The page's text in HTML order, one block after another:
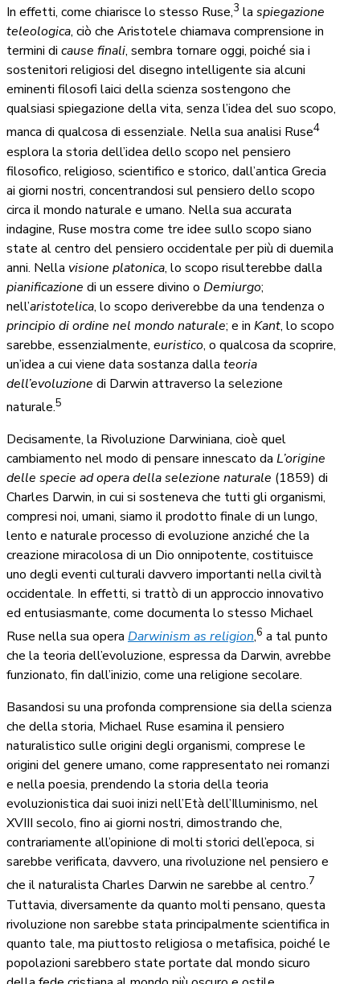
In effetti, come chiarisce lo stesso Ruse,3 la spiegazione
teleologica, ciò che Aristotele chiamava comprensione in
termini di cause finali, sembra tornare oggi, poiché sia i
sostenitori religiosi del disegno intelligente sia alcuni
eminenti filosofi laici della scienza sostengono che
qualsiasi spiegazione della vita, senza l’idea del suo scopo,
manca di qualcosa di essenziale. Nella sua analisi Ruse4
esplora la storia dell’idea dello scopo nel pensiero
filosofico, religioso, scientifico e storico, dall’antica Grecia
ai giorni nostri, concentrandosi sul pensiero dello scopo
circa il mondo naturale e umano. Nella sua accurata
indagine, Ruse mostra come tre idee sullo scopo siano
state al centro del pensiero occidentale per più di duemila
anni. Nella visione platonica, lo scopo risulterebbe dalla
pianificazione di un essere divino o Demiurgo;
nell’aristotelica, lo scopo deriverebbe da una tendenza o
principio di ordine nel mondo naturale; e in Kant, lo scopo
sarebbe, essenzialmente, euristico, o qualcosa da scoprire,
un’idea a cui viene data sostanza dalla teoria
dell’evoluzione di Darwin attraverso la selezione
naturale.5
Decisamente, la Rivoluzione Darwiniana, cioè quel
cambiamento nel modo di pensare innescato da L’origine
delle specie ad opera della selezione naturale (1859) di
Charles Darwin, in cui si sosteneva che tutti gli organismi,
compresi noi, umani, siamo il prodotto finale di un lungo,
lento e naturale processo di evoluzione anziché che la
creazione miracolosa di un Dio onnipotente, costituisce
uno degli eventi culturali davvero importanti nella civiltà
occidentale. In effetti, si trattò di un approccio innovativo
ed entusiasmante, come documenta lo stesso Michael
Ruse nella sua opera Darwinism as religion,6 a tal punto
che la teoria dell’evoluzione, espressa da Darwin, avrebbe
funzionato, fin dall’inizio, come una religione secolare.
Basandosi su una profonda comprensione sia della scienza
che della storia, Michael Ruse esamina il pensiero
naturalistico sulle origini degli organismi, comprese le
origini del genere umano, come rappresentato nei romanzi
e nella poesia, prendendo la storia della teoria
evoluzionistica dai suoi inizi nell’Età dell’Illuminismo, nel
XVIII secolo, fino ai giorni nostri, dimostrando che,
contrariamente all’opinione di molti storici dell’epoca, si
sarebbe verificata, davvero, una rivoluzione nel pensiero e
che il naturalista Charles Darwin ne sarebbe al centro.7
Tuttavia, diversamente da quanto molti pensano, questa
rivoluzione non sarebbe stata principalmente scientifica in
quanto tale, ma piuttosto religiosa o metafisica, poiché le
popolazioni sarebbero state portate dal mondo sicuro